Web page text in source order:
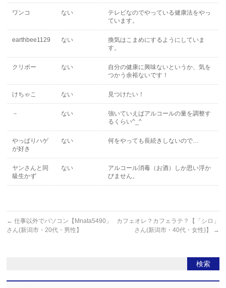
ワンコ ない
テレビなのでやっている健康法をやっ
ています。
earthbee1129 ない
換気はこまめにするようにしていま
す。
クリボー ない
自分の健康に興味ないというか、気を
つかう余裕ないです！
けちゃこ ない 見つけたい！
－ ない
強いていえばアルコールの量を調整す
るくらい^_^
やっぱりハゲ
が好き
ない 何をやっても長続きしないので…
ヤンさんと同
級生かず
ない
アルコール消毒（お酒）しか思い浮か
びません。
← 仕事以外でパソコン【Mnata5490」
さん(新潟市・20代・男性】
カフェオレ？カフェラテ？【「シロ」
さん(新潟市・40代・女性)】
→